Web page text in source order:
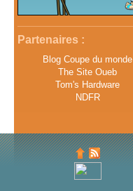
Partenaires :
Blog Coupe du monde
The Site Oueb
Tom's Hardware
NDFR